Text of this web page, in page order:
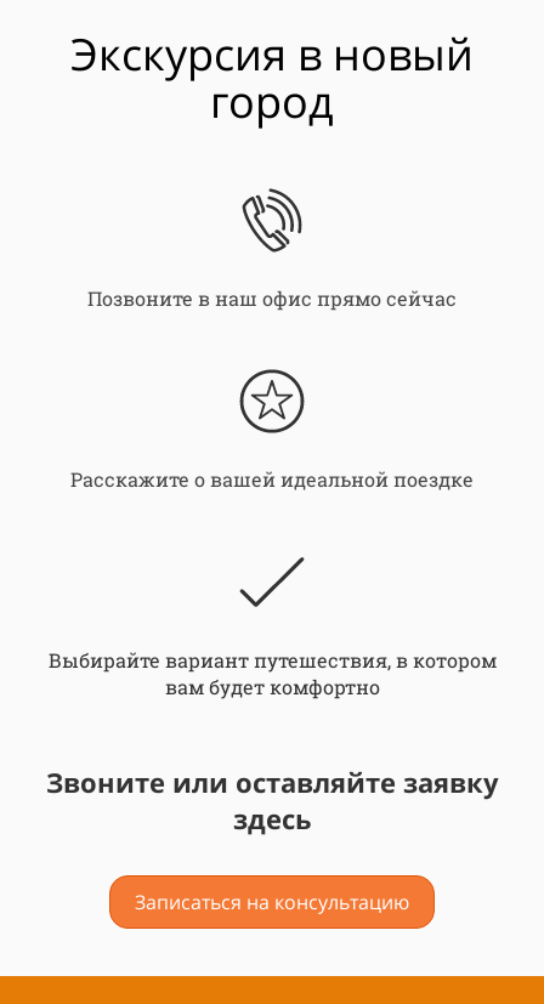
Экскурсия в новый
город
Позвоните в наш офис прямо сейчас
Расскажите о вашей идеальной поездке
Выбирайте вариант путешествия, в котором
вам будет комфортно
Звоните или оставляйте заявку
здесь
Записаться на консультацию